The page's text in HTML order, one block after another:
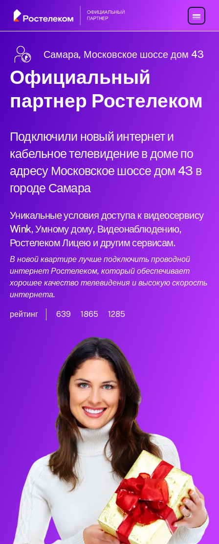
Самара, Московское шоссе дом 43
Официальный
партнер Ростелеком
Подключили новый интернет и
кабельное телевидение в доме по
адресу Московское шоссе дом 43 в
городе Самара
Уникальные условия доступа к видеосервису
Wink, Умному дому, Видеонаблюдению,
Ростелеком Лицею и другим сервисам.
В новой квартире лучше подключить проводной
интернет Ростелеком, который обеспечивает
хорошее качество телевидения и высокую скорость
интернета.
рейтинг 639 1865 1285